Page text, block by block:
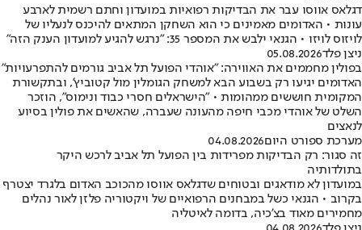
דגלאס אווסו עבר את הבדיקות רפואיות במועדון וחתם רשמית לארבע
עונות • האדומים מאמינים כי הוא השחקן המתאים להיכנס לנעליו של
לויזוס לויזו • הגנאי ילבש את המספר 35: "נרגש להגיע למועדון הענק הזה"
ניצן פלד05.08.2026
בפולין מחממים את האווירה: "אוהדי הפועל תל אביב גורמים להתפרעויות"
האדומים יגיעו רק בשבוע הבא למשחק הגומלין מול קטוביץ', ובתקשורת
המקומית חוששים ממהומות • "הישראלים חסרי כבוד ונימוס", הוזכר
השלט של אוהדי מכבי חיפה מהעונה שעברה, שהאשים את פולין בסיוע
לנאצים
מערכת ספורט היום04.08.2026
זה סגור: רק הבדיקות מפרידות בין הפועל תל אביב לרכש היקר
בתולדותיה
במועדון לא מודאגים ובטוחים שדגלאס אווסו מהכוכב האדום בלגרד יצטרף
בקרוב • הגנאי כשל במבחנים הרפואיים של ויקטוריה פלזן לאור נהלים
מחמירים מאוד בצ'כיה, בדומה לאיטליה